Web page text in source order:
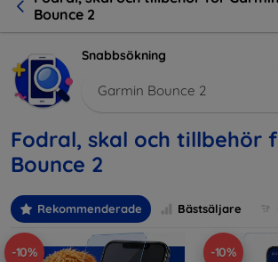
Bounce 2
Snabbsökning
Garmin Bounce 2
Fodral, skal och tillbehör
Bounce 2
Rekommenderade Bästsäljare
-10% -10%